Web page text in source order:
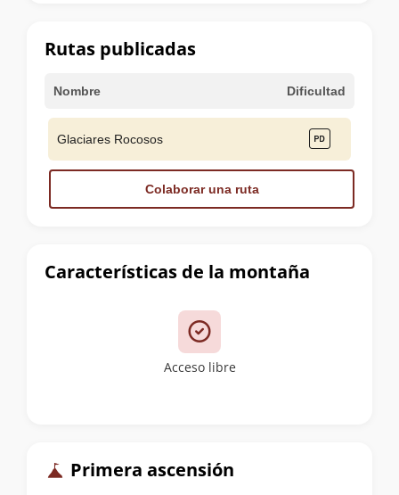
cumbre
Características de la montaña
Acceso libre
Primera ascensión
Rutas publicadas
Nombre Dificultad
Glaciares Rocosos
Colaborar una ruta